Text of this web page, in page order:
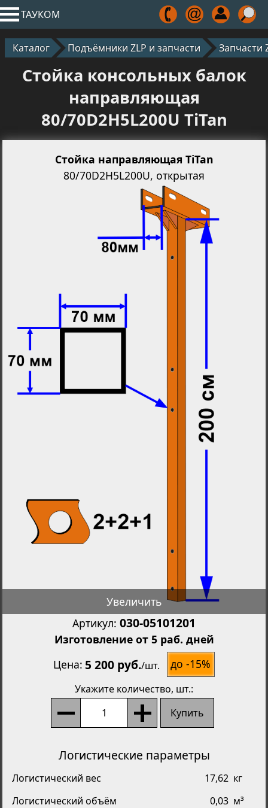
ТАУКОМ
Каталог Подъёмники ZLP и запчасти Запчасти
Стойка консольных балок
направляющая
80/70D2H5L200U TiTan
Стойка направляющая TiTan
80/70D2H5L200U, открытая
Увеличить
Артикул: 030-05101201
Изготовление от 5 раб. дней
Цена 5 200 руб./шт. до -15%
Укажите количество, шт.:
Купить
Логистические параметры
Логистический вес 17,62 кг
Логистический объём
0,03 м³